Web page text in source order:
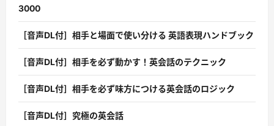
3000
［音声DL付］相手と場面で使い分ける 英語表現ハンドブック
［音声DL付］相手を必ず動かす！英会話のテクニック
［音声DL付］相手を必ず味方につける英会話のロジック
［音声DL付］究極の英会話